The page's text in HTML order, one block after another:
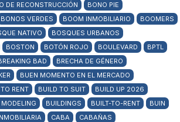
DE RECONSTRUCCIÓN
BONO PIE
BONOS VERDES BOOM INMOBILIARIO
BOOMERS
NATIVO
BOSQUES URBANOS
BOSTON BOTÓN ROJO BOULEVARD
BPTL
BAD
BRECHA DE GÉNERO
BUEN MOMENTO EN EL MERCADO
RENT BUILD TO SUIT
BUILD UP 2026
BUILDINGS BUILT-TO-RENT
BUIN
CABA CABAÑAS